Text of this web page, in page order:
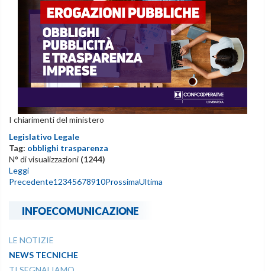
I chiarimenti del ministero
Legislativo Legale
Tag: obblighi trasparenza
N° di visualizzazioni (1244)
Leggi
Precedente1 2345678910ProssimaUltima
INFOECOMUNICAZIONE
LE NOTIZIE
NEWS TECNICHE